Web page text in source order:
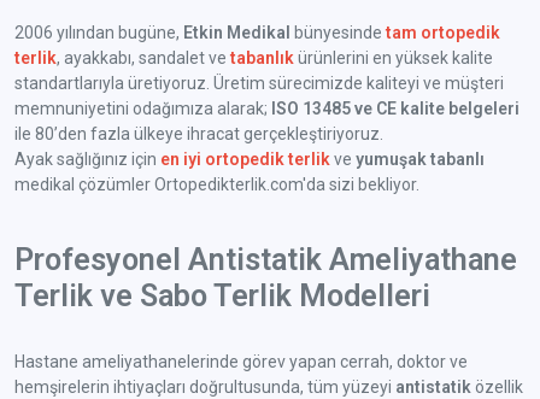
2006 yılından bugüne, Etkin Medikal bünyesindetam ortopedik
terlik, ayakkabı, sandalet vetabanlık ürünlerini en yüksek kalite
standartlarıyla üretiyoruz. Üretim sürecimizde kaliteyi ve müşteri
memnuniyetini odağımıza alarak; ISO 13485 ve CE kalite belgeleri
ile 80’den fazla ülkeye ihracat gerçekleştiriyoruz.
Ayak sağlığınız için en iyi ortopedik terlik ve yumuşak tabanlı
medikal çözümler Ortopedikterlik.com'da sizi bekliyor.
Profesyonel Antistatik Ameliyathane
Terlik ve Sabo Terlik Modelleri
Hastane ameliyathanelerinde görev yapan cerrah, doktor ve
hemşirelerin ihtiyaçları doğrultusunda, tüm yüzeyi antistatik özellik